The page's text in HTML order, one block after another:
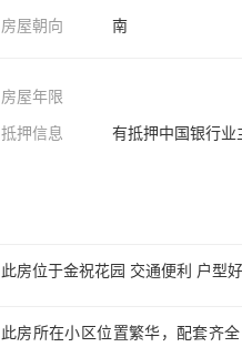
房屋朝向 南
房屋年限
抵押信息
有抵押中国银行业
此房位于金祝花园 交通便利 户型
此房所在小区位置繁华，配套齐